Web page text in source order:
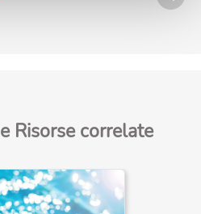
e Risorse correlate